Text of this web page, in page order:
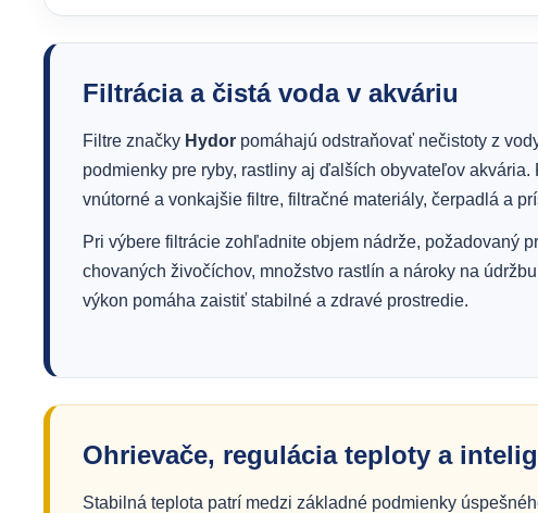
Filtrácia a čistá voda v akváriu
Filtre značky Hydor pomáhajú odstraňovať nečistoty z
podmienky pre ryby, rastliny aj ďalších obyvateľov akvária.
vnútorné a vonkajšie filtre, filtračné materiály, čerpadlá a
Pri výbere filtrácie zohľadnite objem nádrže, požadovaný
chovaných živočíchov, množstvo rastlín a nároky na
výkon pomáha zaistiť stabilné a zdravé prostredie.
Ohrievače, regulácia teploty a
Stabilná teplota patrí medzi základné podmienky